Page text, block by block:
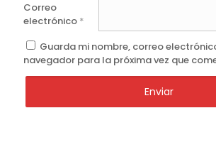
Correo
electrónico *
Guarda mi nombre, correo
navegador para la próxima vez que